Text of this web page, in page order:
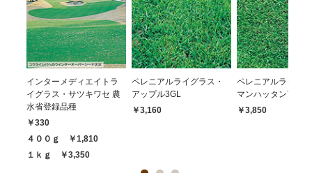
インターメディエイトラ
イグラス・サツキワセ 農
水省登録品種
￥330
４００ｇ ￥1,810
１ｋｇ ￥3,350
ペレニアルライグラス・
アップル3GL
￥3,160
ペレニアルライグ
マンハッタン7
￥3,850